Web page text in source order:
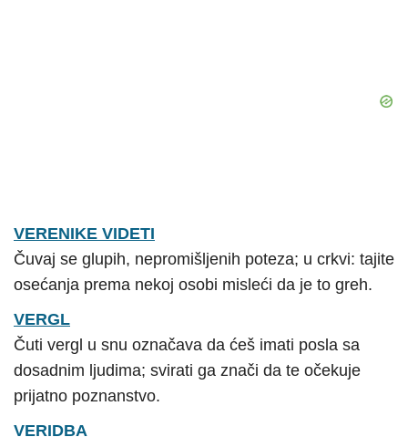
VERENIKE VIDETI
Čuvaj se glupih, nepromišljenih poteza; u crkvi: tajite
osećanja prema nekoj osobi misleći da je to greh.
VERGL
Čuti vergl u snu označava da ćeš imati posla sa
dosadnim ljudima; svirati ga znači da te očekuje
prijatno poznanstvo.
VERIDBA